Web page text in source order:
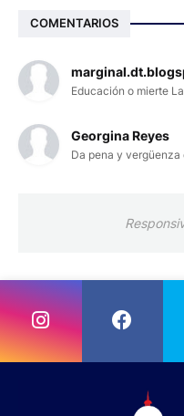
COMENTARIOS
Educación o mierte
Georgina Reyes
Da pena y